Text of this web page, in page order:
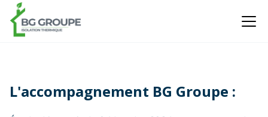
L'accompagnement BG Groupe :